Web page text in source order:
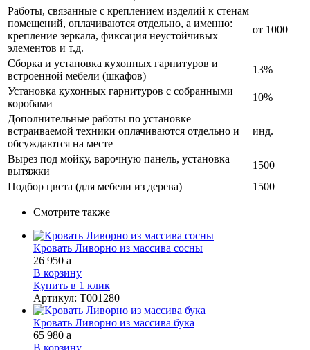
Работы, связанные с креплением изделий к стенам
помещений, оплачиваются отдельно, а именно:
крепление зеркала, фиксация неустойчивых
элементов и т.д.
от 1000
Сборка и установка кухонных гарнитуров и
встроенной мебели (шкафов)
13%
Установка кухонных гарнитуров с собранными
коробами
10%
Дополнительные работы по установке
встраиваемой техники оплачиваются отдельно и
обсуждаются на месте
инд.
Вырез под мойку, варочную панель, установка
вытяжки
1500
Подбор цвета (для мебели из дерева)
1500
Смотрите также
Кровать Ливорно из массива сосны
26 950 a
В корзину
Купить в 1 клик
Артикул: Т001280
Кровать Ливорно из массива бука
65 980 a
В корзину